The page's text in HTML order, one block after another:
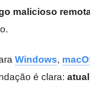
malicioso
Windows,
é clara: